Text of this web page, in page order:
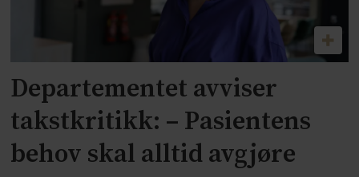
Departementet avviser
takstkritikk: – Pasientens
behov skal alltid avgjøre